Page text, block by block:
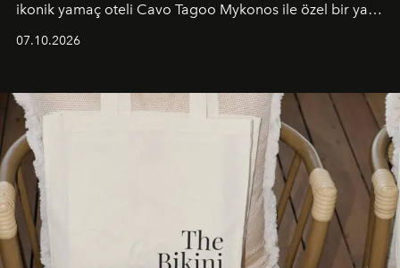
ikonik yamaç oteli Cavo Tagoo Mykonos ile özel bir yaz
buluşturarak markanın Cavo Tagoo’daki varlığını
sürükleyici ve mevsime özel bir deneyime dönüştürüyor.
07.10.2026